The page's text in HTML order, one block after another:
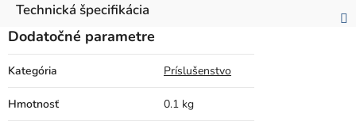
Technická špecifikácia
Dodatočné parametre
Kategória Príslušenstvo
Hmotnosť 0.1 kg